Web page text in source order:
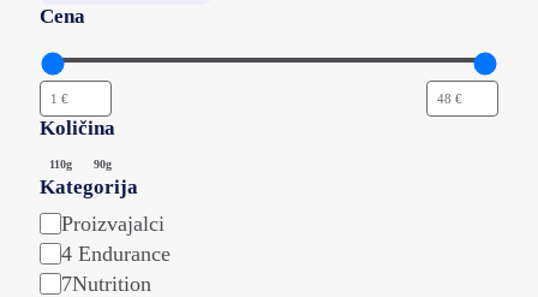
Cena
Količina
Količina
110g 90g
Kategorija
Kategorija
Proizvajalci
4 Endurance
7Nutrition